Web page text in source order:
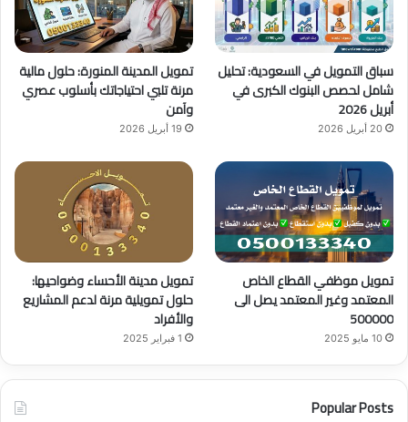
ك
u
b
e
ر
ا
م
سباق التمويل في السعودية: تحليل
شامل لحصص البنوك الكبرى في
أبريل 2026
20 أبريل 2026
تمويل المدينة المنورة: حلول مالية
مرنة تلبي احتياجاتك بأسلوب عصري
وآمن
19 أبريل 2026
تمويل موظفي القطاع الخاص
المعتمد وغير المعتمد يصل الى
500000
10 مايو 2025
تمويل مدينة الأحساء وضواحيها:
حلول تمويلية مرنة لدعم المشاريع
والأفراد
1 فبراير 2025
Popular Posts